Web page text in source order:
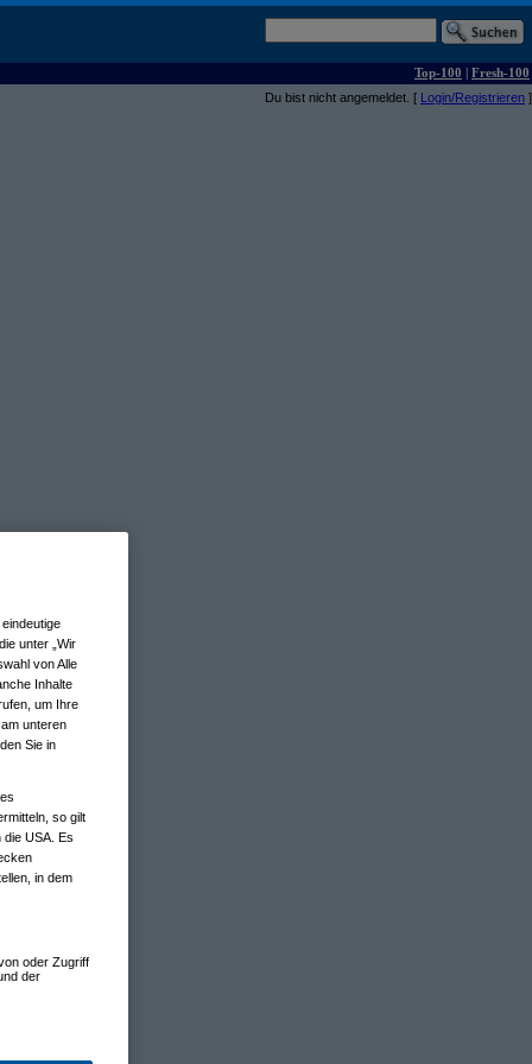
Top-100 | Fresh-100
Du bist nicht angemeldet. [ Login/Registrieren ]
unter „Wir
von Alle
Inhalte
um Ihre
unteren
Sie in
so gilt
die USA. Es
in dem
oder Zugriff
der